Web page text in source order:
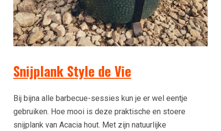
Snijplank Style de Vie
Bij bijna alle barbecue-sessies kun je er wel eentje
gebruiken. Hoe mooi is deze praktische en stoere
snijplank van Acacia hout. Met zijn natuurlijke